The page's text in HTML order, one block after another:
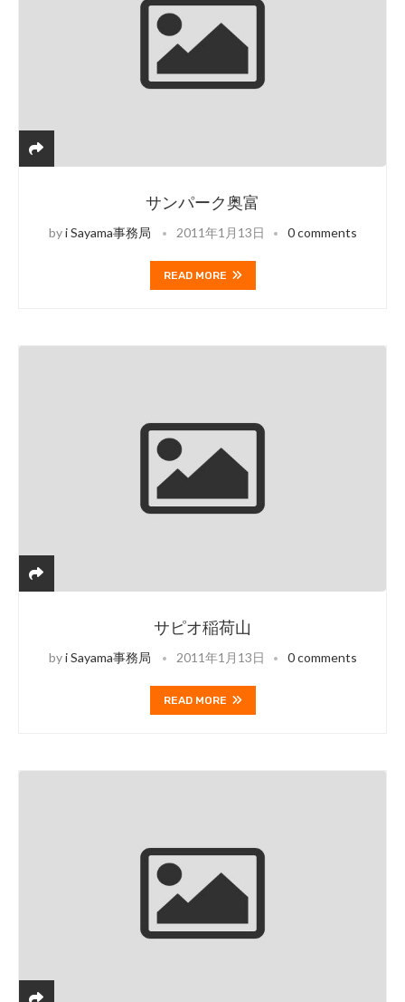
サンパーク奥富
byi Sayama事務局 2011年1月13日 0 comments
READ MORE
サピオ稲荷山
byi Sayama事務局 2011年1月13日 0 comments
READ MORE